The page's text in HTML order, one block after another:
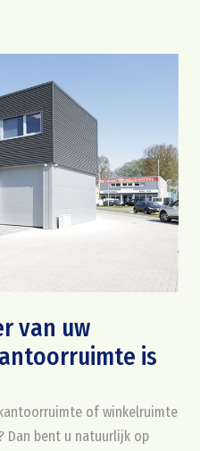
van uw
is
of winkelruimte
Dan bent u natuurlijk op